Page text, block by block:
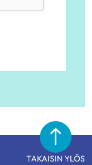
TAKAISIN YLÖS